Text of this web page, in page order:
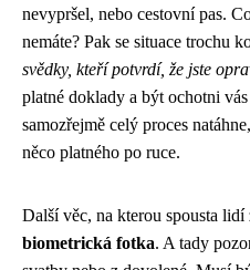
nevypršel, nebo cestovní pas.
nemáte? Pak se situace trochu
svědky, kteří potvrdí, že jste
platné doklady a být ochotni
samozřejmě celý proces
něco platného po ruce.
Další věc, na kterou spousta lidí
biometrická fotka. A tady